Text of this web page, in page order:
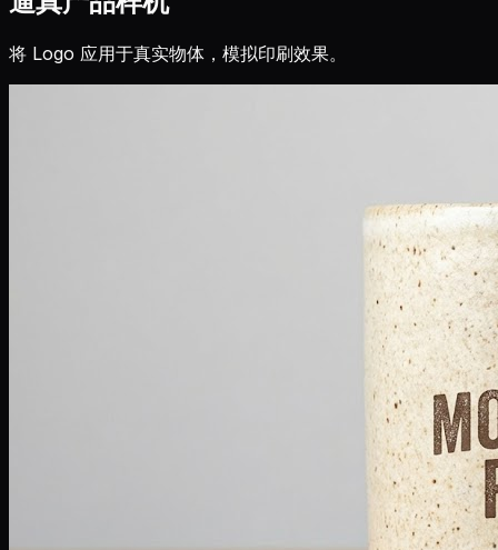
将 Logo 应用于真实物体，模拟印刷效果。